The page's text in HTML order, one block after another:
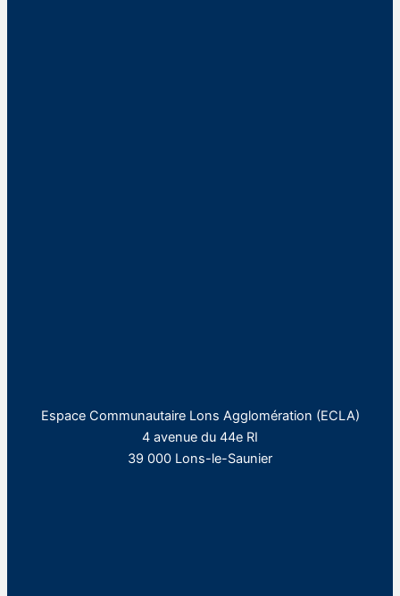
Espace Communautaire Lons Agglomération (ECLA)
4 avenue du 44e RI
39 000 Lons-le-Saunier